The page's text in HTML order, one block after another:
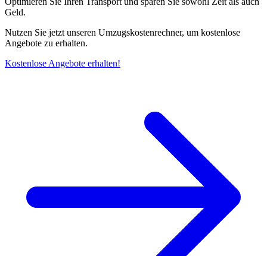
Geld.
Nutzen Sie jetzt unseren Umzugskostenrechner, um kostenlose
Angebote zu erhalten.
Kostenlose Angebote erhalten!